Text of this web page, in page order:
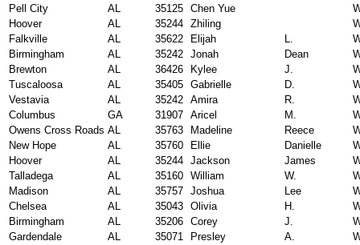
Pell City
AL 35125 Chen Yue
Hoover
AL 35244 Zhiling
Falkville
AL 35622 Elijah L.
Birmingham
AL 35242 Jonah Dean
Brewton
AL 36426 Kylee J.
Tuscaloosa
AL 35405 Gabrielle D.
Vestavia
AL 35242 Amira R.
Columbus
GA 31907 Aricel M.
Owens Cross Roads AL 35763 Madeline Reece
New Hope
AL 35760 Ellie Danielle
Hoover
AL 35244 Jackson James
Talladega
AL 35160 William W.
Madison
AL 35757 Joshua Lee
Chelsea
AL 35043 Olivia H.
Birmingham
AL 35206 Corey J.
Gardendale
AL 35071 Presley A.